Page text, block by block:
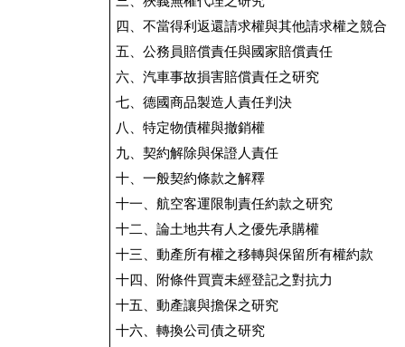
四、不當得利返還請求權與其他請求權之競合
五、公務員賠償責任與國家賠償責任
六、汽車事故損害賠償責任之研究
七、德國商品製造人責任判決
八、特定物債權與撤銷權
九、契約解除與保證人責任
十、一般契約條款之解釋
十一、航空客運限制責任約款之研究
十二、論土地共有人之優先承購權
十三、動產所有權之移轉與保留所有權約款
十四、附條件買賣未經登記之對抗力
十五、動產讓與擔保之研究
十六、轉換公司債之研究